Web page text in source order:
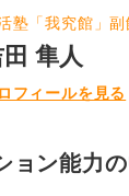
塾「我究館」
隼人
フィールを見る
ョン能力